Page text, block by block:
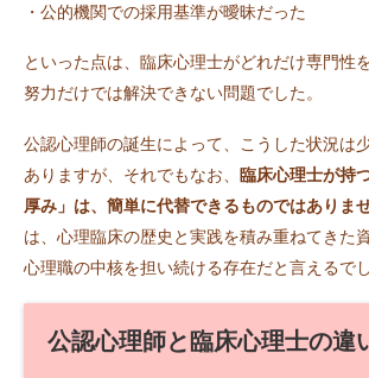
・公的機関での採用基準が曖昧だった
といった点は、臨床心理士がどれだけ専門性
努力だけでは解決できない問題でした。
公認心理師の誕生によって、こうした状況は
ありますが、それでもなお、 臨床心理士が持
厚み」は、簡単に代替できるものではありま
は、心理臨床の歴史と実践を積み重ねてきた
心理職の中核を担い続ける存在だと言えるでし
公認心理師と臨床心理士の違